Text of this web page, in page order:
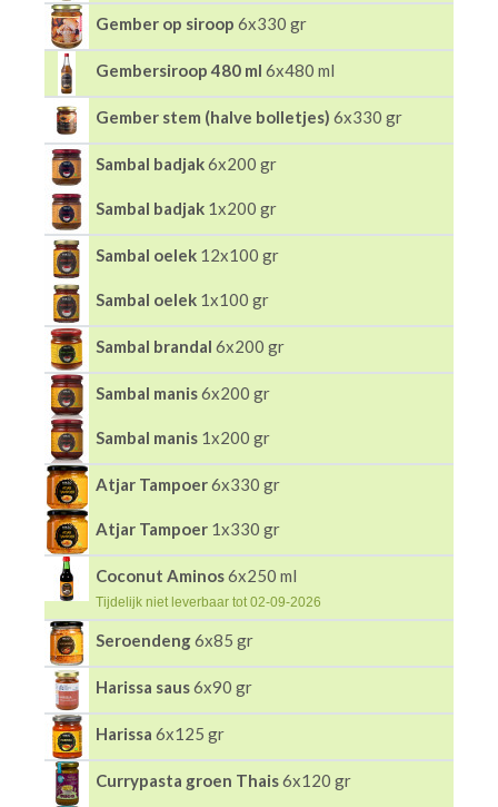
Gember op siroop 6x330 gr
Gembersiroop 480 ml 6x480 ml
Gember stem (halve bolletjes) 6x330 gr
Sambal badjak6x200 gr
Sambal badjak 1x200 gr
Sambal oelek 12x100 gr
Sambal oelek 1x100 gr
Sambal brandal 6x200 gr
Sambal manis6x200 gr
Sambal manis 1x200 gr
Atjar Tampoer6x330 gr
Atjar Tampoer 1x330 gr
Coconut Aminos6x250 ml
Tijdelijk niet leverbaar tot 02-09-2026
Seroendeng6x85 gr
Harissa saus6x90 gr
Harissa 6x125 gr
Currypasta groen Thais6x120 gr